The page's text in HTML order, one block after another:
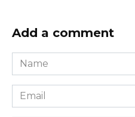
Add a comment
Name
*
Email
*